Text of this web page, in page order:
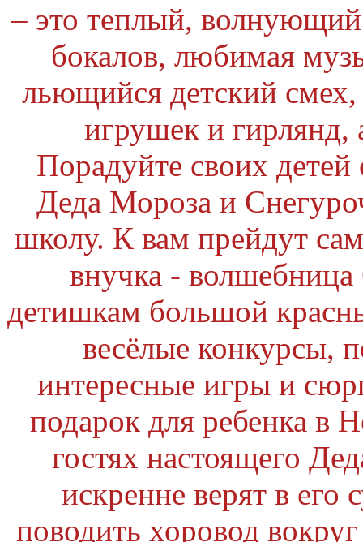
– это теплый,
бокалов, любимая
льющийся детский
игрушек и гирлянд,
Порадуйте своих
Деда Мороза и
школу. К вам прейдут
внучка -
детишкам большой
весёлые конкурсы,
интересные игры и
подарок для ребенка в
гостях настоящего
искренне верят в его
поводить хоровод